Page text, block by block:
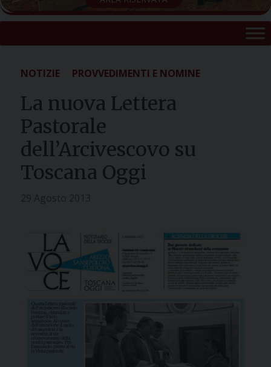
NOTIZIE PROVVEDIMENTI E NOMINE
La nuova Lettera
Pastorale
dell’Arcivescovo su
Toscana Oggi